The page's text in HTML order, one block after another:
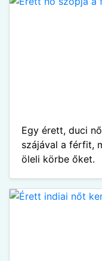
Egy érett, duci
szájával a férfit,
öleli körbe őket.